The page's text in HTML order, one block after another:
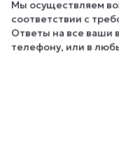
Мы осуществляем
соответствии с
Ответы на все ваши
телефону, или в